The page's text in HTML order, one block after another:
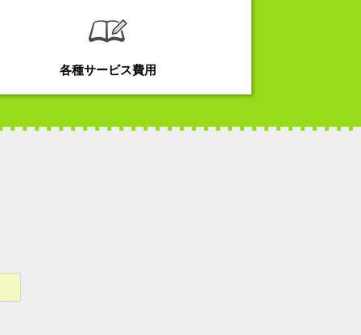
各種サービス費用